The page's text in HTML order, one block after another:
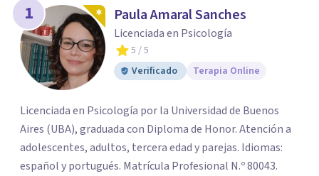
1 Paula Amaral Sanches
Licenciada en Psicología
5 / 5
Verificado
Terapia Online
Licenciada en Psicología por la Universidad de Buenos
Aires (UBA), graduada con Diploma de Honor. Atención a
adolescentes, adultos, tercera edad y parejas. Idiomas:
español y portugués. Matrícula Profesional N.º 80043.